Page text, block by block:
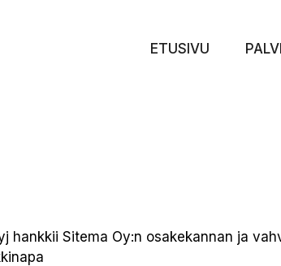
ETUSIVU
hankkii Sitema Oy:n osakekannan ja